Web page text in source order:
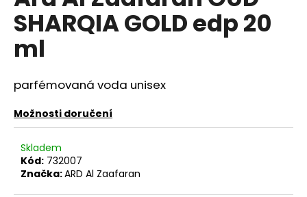
0,0
z
5
hvězdiček.
SHARQIA GOLD edp 20
ml
parfémovaná voda unisex
Možnosti doručení
Skladem
Kód: 732007
Značka:ARD Al Zaafaran
a
j
í
?